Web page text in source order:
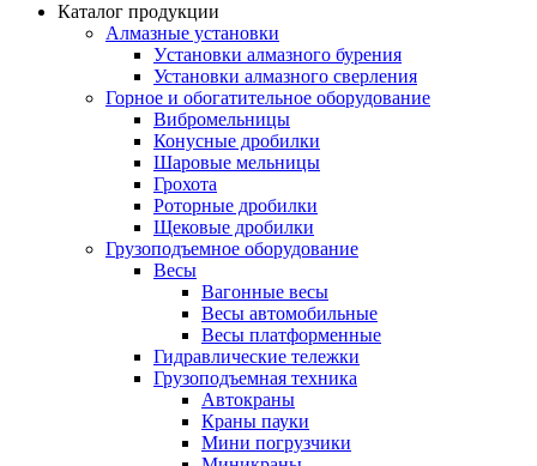
Каталог продукции
Алмазные установки
Уcтановки алмазного бурения
Установки алмазного сверления
Горное и обогатительное оборудование
Вибромельницы
Конусные дробилки
Шаровые мельницы
Грохота
Роторные дробилки
Щековые дробилки
Грузоподъемное оборудование
Весы
Вагонные весы
Весы автомобильные
Весы платформенные
Гидравлические тележки
Грузоподъемная техника
Автокраны
Краны пауки
Мини погрузчики